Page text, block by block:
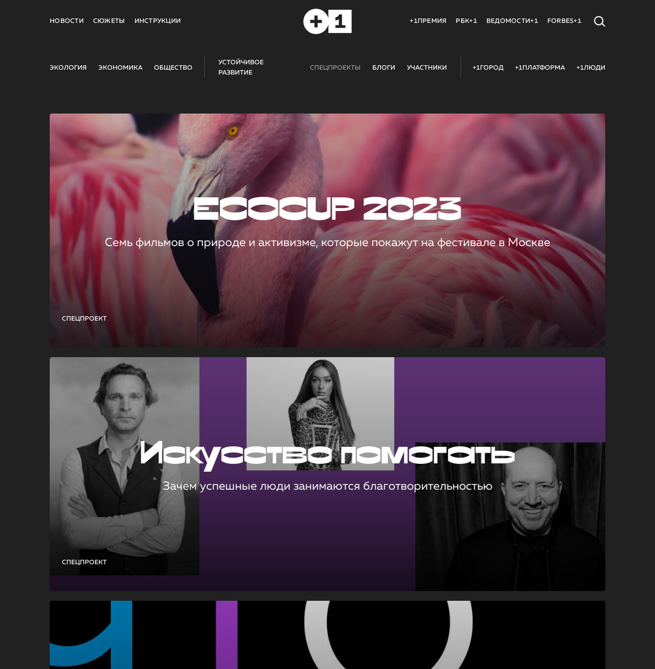
НОВОСТИ СЮЖЕТЫ ИНСТРУКЦИИ +1ПРЕМИЯ РБК+1 ВЕДОМОСТИ+1 FORBES+1
ЭКОЛОГИЯ ЭКОНОМИКА ОБЩЕСТВО
УСТОЙЧИВОЕ
РАЗВИТИЕ
СПЕЦПРОЕКТЫ БЛОГИ УЧАСТНИКИ +1ГОРОД +1ПЛАТФОРМА +1ЛЮДИ
СПЕЦПРОЕКТ
ECOCUP 2023
Семь фильмов о природе и активизме, которые покажут на фестивале в Москве
СПЕЦПРОЕКТ
Искусство помогать
Зачем успешные люди занимаются благотворительностью